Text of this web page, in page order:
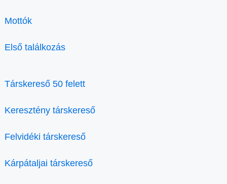
Mottók
Első találkozás
Társkereső 50 felett
Keresztény társkereső
Felvidéki társkereső
Kárpátaljai társkereső